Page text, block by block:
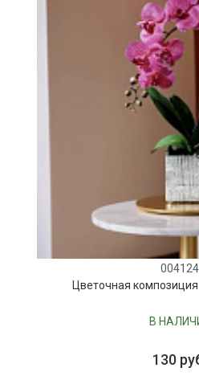
004124
Цветочная композиция
В
130